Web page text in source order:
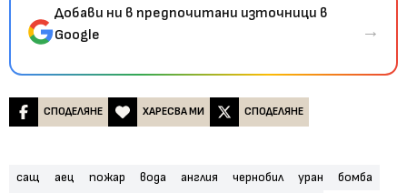
Добави ни в предпочитани източници в
Google
→
СПОДЕЛЯНЕ ХАРЕСВА МИ СПОДЕЛЯНЕ
сащ аец пожар вода англия чернобил уран
бомба